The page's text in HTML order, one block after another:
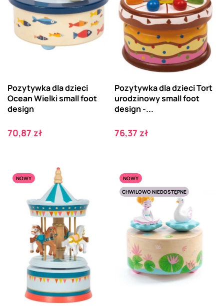
Pozytywka dla dzieci
Ocean Wielki small foot
design
Cena
70,87 zł
Pozytywka dla dzieci Tort
urodzinowy small foot
design -...
Cena
76,37 zł
NOWY
NOWY
CHWILOWO NIEDOSTĘPNE